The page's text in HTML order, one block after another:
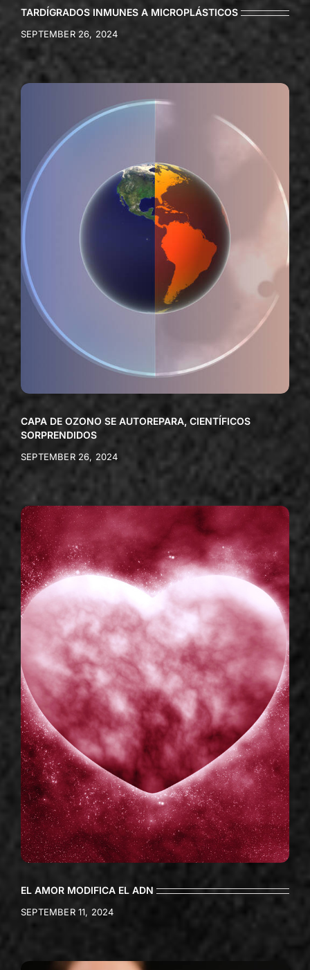
TARDÍGRADOS INMUNES A MICROPLÁSTICOS
SEPTEMBER 26, 2024
CAPA DE OZONO SE AUTOREPARA, CIENTÍFICOS
SORPRENDIDOS
SEPTEMBER 26, 2024
EL AMOR MODIFICA EL ADN
SEPTEMBER 11, 2024